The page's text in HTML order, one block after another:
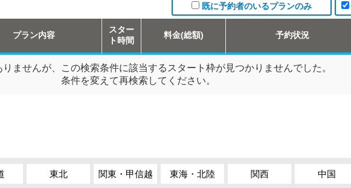
既に予約者のいるプランのみ
プラン内容
スター
ト時間
料金(総額) 予約状況
ませんが、この検索条件に該当するスタート枠が見つかりませんでした。
条件を変えて再検索してください。
東北 関東・甲信越 東海・北陸 関西 中国